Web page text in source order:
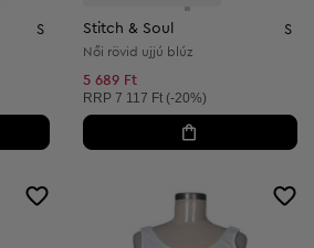
S Stitch & Soul S
Női rövid ujjú blúz
5 689 Ft
Ajánlott ár:
RRP 7 117 Ft (-20%)